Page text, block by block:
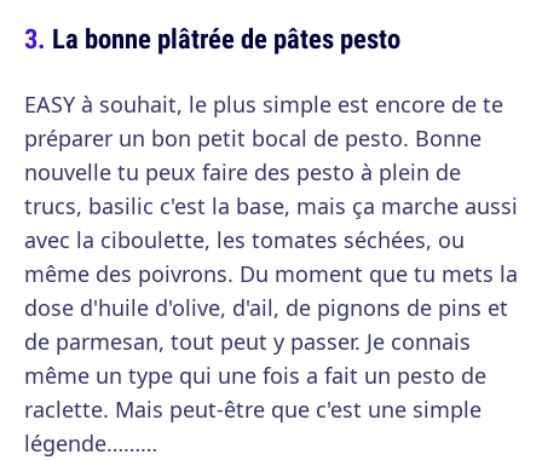
La bonne plâtrée de pâtes pesto
EASY à souhait, le plus simple est encore de te
préparer un bon petit bocal de pesto. Bonne
nouvelle tu peux faire des pesto à plein de
trucs, basilic c'est la base, mais ça marche aussi
avec la ciboulette, les tomates séchées, ou
même des poivrons. Du moment que tu mets la
dose d'huile d'olive, d'ail, de pignons de pins et
de parmesan, tout peut y passer. Je connais
même un type qui une fois a fait un pesto de
raclette. Mais peut-être que c'est une simple
légende………